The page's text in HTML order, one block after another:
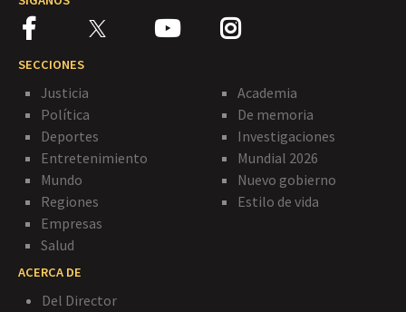
SECCIONES
Justicia
Política
Deportes
Entretenimiento
Mundo
Regiones
Empresas
Salud
Academia
De memoria
Investigaciones
Mundial 2026
Nuevo gobierno
Estilo de vida
ACERCA DE
Del Director